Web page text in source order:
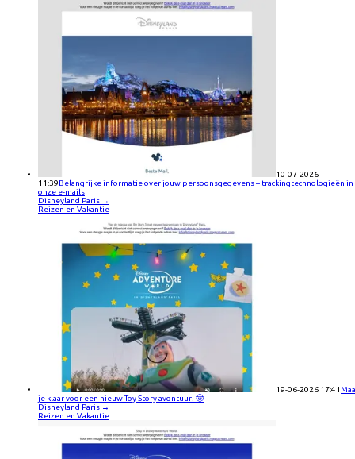
10-07-2026
11:39Belangrijke informatie over jouw persoonsgegevens – trackingtechnologieën in
onze e-mails
Disneyland Paris →
Reizen en Vakantie
19-06-2026 17:41
je klaar voor een nieuw Toy Story avontuur! 🤠
Disneyland Paris →
Reizen en Vakantie